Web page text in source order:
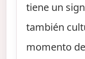
tiene un
también
momento